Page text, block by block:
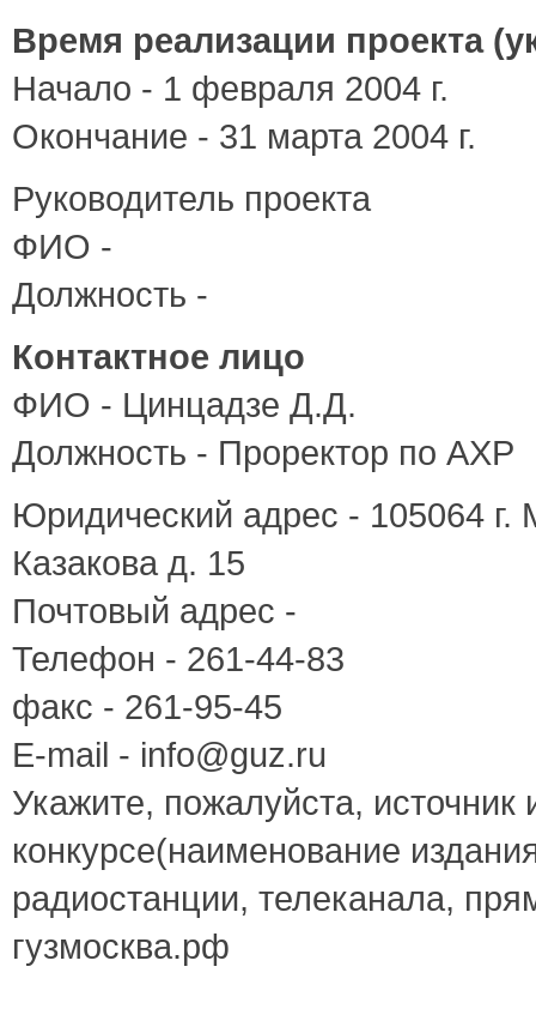
Время реализации проекта
Начало - 1 февраля 2004 г.
Окончание - 31 марта 2004 г.
Руководитель проекта
ФИО -
Должность -
Контактное лицо
ФИО - Цинцадзе Д.Д.
Должность - Проректор по АХР
Юридический адрес - 105064 г.
Казакова д. 15
Почтовый адрес -
Телефон - 261-44-83
факс - 261-95-45
E-mail - info@guz.ru
Укажите, пожалуйста,
конкурсе(наименование
радиостанции, телеканала,
гузмосква.рф